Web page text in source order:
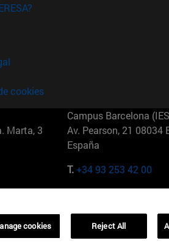
cookies
Marta, 3
Campus Barcelona
Av. Pearson, 21 08034
España
T.+34 93 253 42 00
01321001 Bela Vista
cookies Reject All